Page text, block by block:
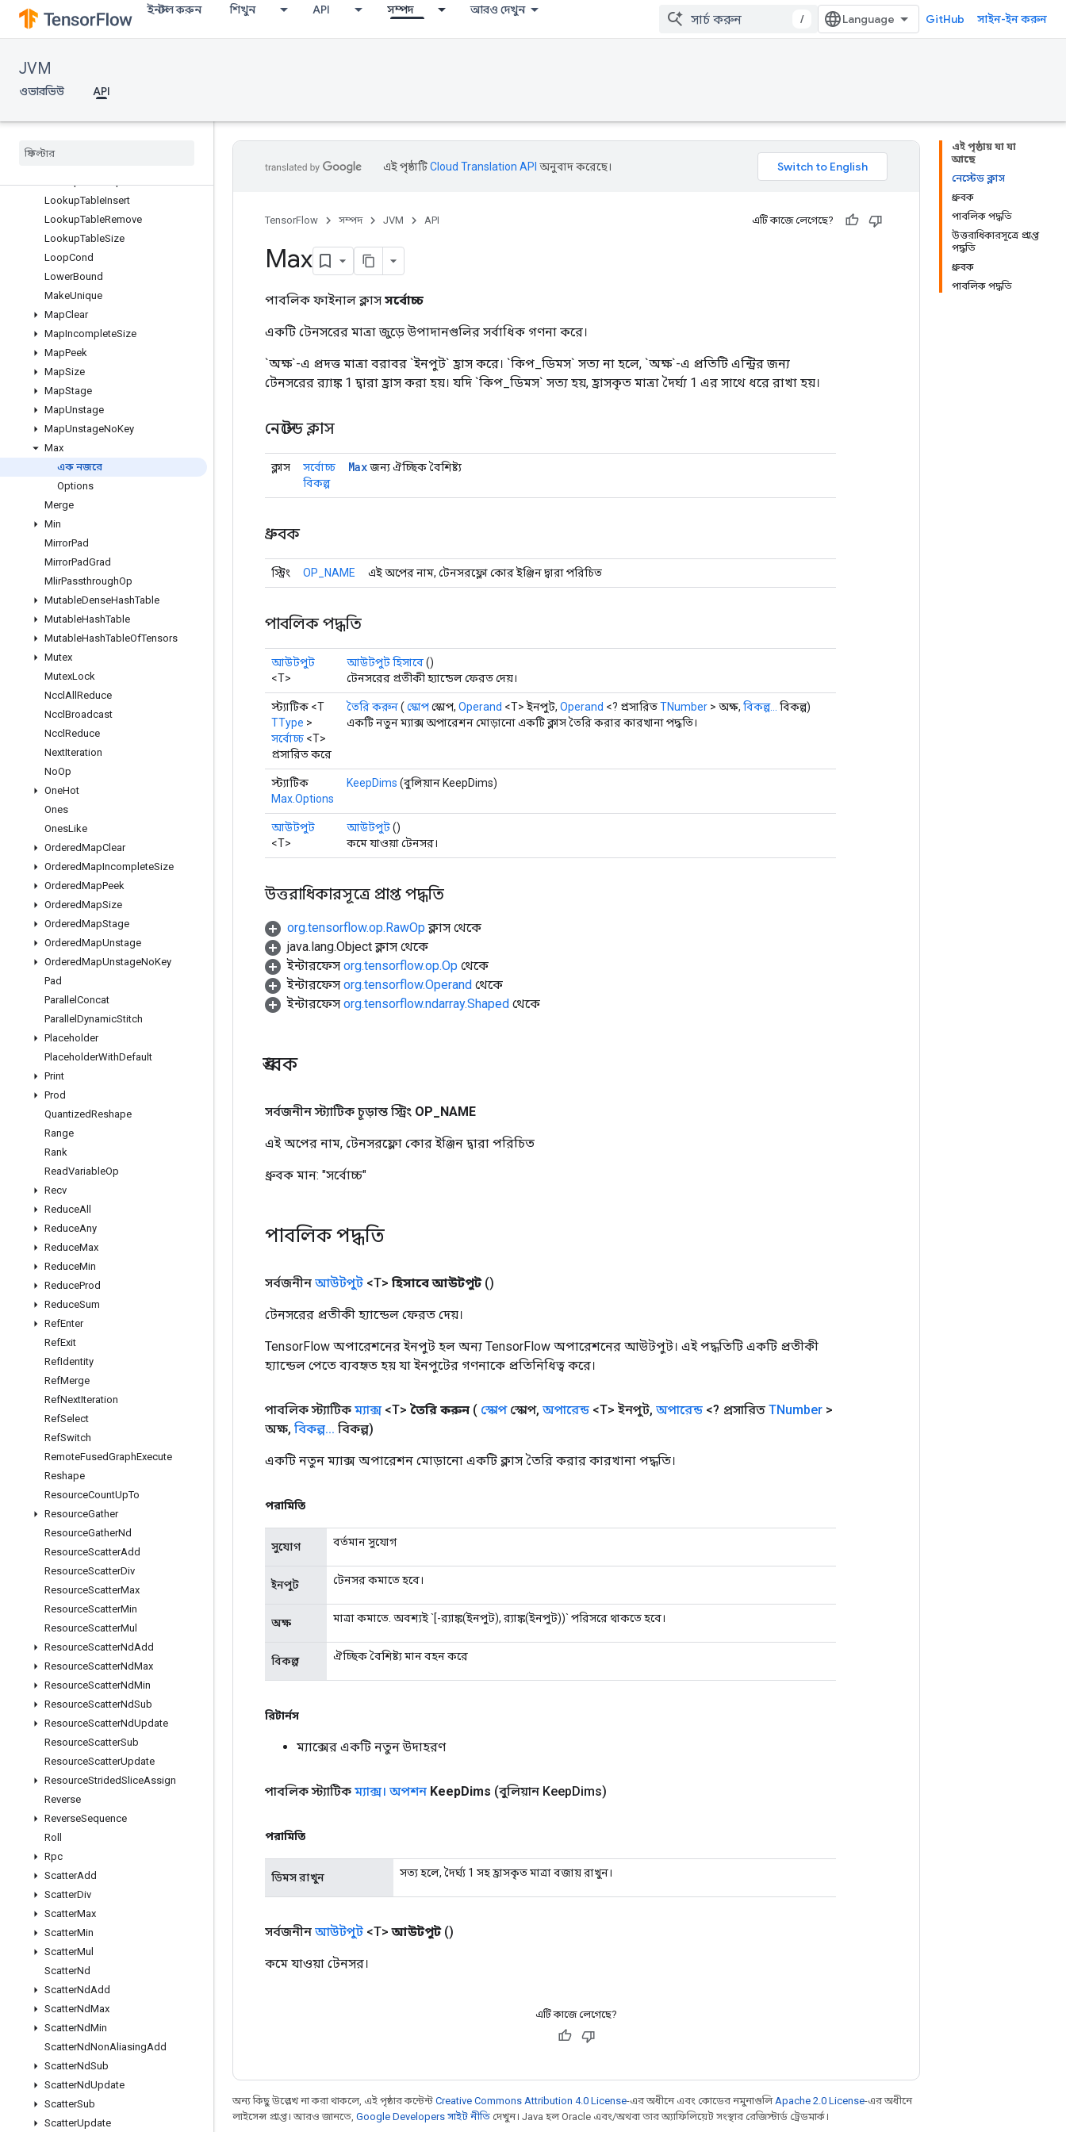
ইনস্টল করুন শিখুন API সম্পদ আরও দেখুন
/ GitHub সাইন-ইন করুন
JVM
ওভারভিউ API
InitializeTableFromTextFile
InplaceAdd
InplaceUpdate
IsVariableInitialized
LinSpace
LookupTableInsert
LookupTableRemove
LookupTableSize
LoopCond
LowerBound
MakeUnique
MapClear
MapIncompleteSize
MapPeek
MapSize
MapStage
MapUnstage
MapUnstageNoKey
Max
এক নজরে
Options
Merge
Min
MirrorPad
MirrorPadGrad
MlirPassthroughOp
MutableDenseHashTable
MutableHashTable
MutableHashTableOfTensors
Mutex
MutexLock
Nccl All Reduce
Nccl Broadcast
Nccl Reduce
NextIteration
NoOp
OneHot
Ones
OnesLike
OrderedMapClear
OrderedMapIncompleteSize
OrderedMapPeek
OrderedMapSize
OrderedMapStage
OrderedMapUnstage
OrderedMapUnstageNoKey
Pad
Parallel Concat
Parallel DynamicStitch
Placeholder
PlaceholderWithDefault
Print
Prod
QuantizedReshape
Range
Rank
ReadVariableOp
Recv
ReduceAll
ReduceAny
ReduceMax
ReduceMin
ReduceProd
ReduceSum
RefEnter
RefExit
RefIdentity
RefMerge
RefNextIteration
RefSelect
RefSwitch
RemoteFusedGraphExecute
Reshape
ResourceCountUpTo
ResourceGather
ResourceGatherNd
ResourceScatterAdd
ResourceScatterDiv
ResourceScatterMax
ResourceScatterMin
ResourceScatterMul
ResourceScatterNdAdd
ResourceScatterNdMax
ResourceScatterNdMin
ResourceScatterNdSub
ResourceScatterNdUpdate
ResourceScatterSub
ResourceScatterUpdate
ResourceStridedSliceAssign
Reverse
ReverseSequence
Roll
Rpc
ScatterAdd
ScatterDiv
ScatterMax
ScatterMin
ScatterMul
ScatterNd
ScatterNdAdd
ScatterNdMax
ScatterNdMin
ScatterNdNonAliasingAdd
ScatterNdSub
ScatterNdUpdate
ScatterSub
ScatterUpdate
এই পৃষ্ঠায় যা যা
আছে
নেস্টেড ক্লাস
ধ্রুবক
পাবলিক পদ্ধতি
উত্তরাধিকারসূত্রে প্রাপ্ত
পদ্ধতি
ধ্রুবক
পাবলিক পদ্ধতি
এই পৃষ্ঠাটিCloud Translation API অনুবাদ করেছে।
TensorFlow সম্পদ JVM API এটি কাজে লেগেছে?
Max
পাবলিক ফাইনাল ক্লাস সর্বোচ্চ
একটি টেনসরের মাত্রা জুড়ে উপাদানগুলির সর্বাধিক গণনা করে।
`অক্ষ`-এ প্রদত্ত মাত্রা বরাবর `ইনপুট` হ্রাস করে। `কিপ_ডিমস` সত্য না হলে, `অক্ষ`-এ প্রতিটি এন্ট্রির জন্য
টেনসরের র‍্যাঙ্ক 1 দ্বারা হ্রাস করা হয়। যদি `কিপ_ডিমস` সত্য হয়, হ্রাসকৃত মাত্রা দৈর্ঘ্য 1 এর সাথে ধরে রাখা হয়।
নেস্টেড ক্লাস
ক্লাস
সর্বোচ্চ
বিকল্প
Maxজন্য ঐচ্ছিক বৈশিষ্ট্য
ধ্রুবক
স্ট্রিং OP_NAME এই অপের নাম, টেনসরফ্লো কোর ইঞ্জিন দ্বারা পরিচিত
পাবলিক পদ্ধতি
আউটপুট
<T>
আউটপুট হিসাবে()
টেনসরের প্রতীকী হ্যান্ডেল ফেরত দেয়।
স্ট্যাটিক <T
TType >
সর্বোচ্চ <T>
প্রসারিত করে
তৈরি করুন( স্কোপস্কোপ, Operand <T> ইনপুট, Operand <? প্রসারিতTNumber > অক্ষ, বিকল্প...
বিকল্প)
একটি নতুন ম্যাক্স অপারেশন মোড়ানো একটি ক্লাস তৈরি করার কারখানা পদ্ধতি।
স্ট্যাটিক
Max.Options
KeepDims (বুলিয়ান KeepDims)
আউটপুট
<T>
আউটপুট()
কমে যাওয়া টেনসর।
উত্তরাধিকারসূত্রে প্রাপ্ত পদ্ধতি
org.tensorflow.op.RawOp ক্লাস থেকে
java.lang.Object ক্লাস থেকে
ইন্টারফেস org.tensorflow.op.Op থেকে
ইন্টারফেস org.tensorflow.Operand থেকে
ইন্টারফেস org.tensorflow.ndarray.Shaped থেকে
ধ্রুবক
সর্বজনীন স্ট্যাটিক চূড়ান্ত স্ট্রিং OP NAME
এই অপের নাম, টেনসরফ্লো কোর ইঞ্জিন দ্বারা পরিচিত
ধ্রুবক মান: "সর্বোচ্চ"
পাবলিক পদ্ধতি
সর্বজনীন আউটপুট <T> হিসাবে আউটপুট ()
টেনসরের প্রতীকী হ্যান্ডেল ফেরত দেয়।
TensorFlow অপারেশনের ইনপুট হল অন্য TensorFlow অপারেশনের আউটপুট। এই পদ্ধতিটি একটি প্রতীকী
হ্যান্ডেল পেতে ব্যবহৃত হয় যা ইনপুটের গণনাকে প্রতিনিধিত্ব করে।
পাবলিক স্ট্যাটিক ম্যাক্স<T> তৈরি করুন ( স্কোপস্কোপ, অপারেন্ড <T> ইনপুট, অপারেন্ড <? প্রসারিত TNumber >
অক্ষ, বিকল্প... বিকল্প)
একটি নতুন ম্যাক্স অপারেশন মোড়ানো একটি ক্লাস তৈরি করার কারখানা পদ্ধতি।
পরামিতি
সুযোগ বর্তমান সুযোগ
ইনপুট টেনসর কমাতে হবে।
অক্ষ মাত্রা কমাতে. অবশ্যই `[-র‌্যাঙ্ক(ইনপুট), র‌্যাঙ্ক(ইনপুট))` পরিসরে থাকতে হবে।
বিকল্প ঐচ্ছিক বৈশিষ্ট্য মান বহন করে
রিটার্নস
ম্যাক্সের একটি নতুন উদাহরণ
পাবলিক স্ট্যাটিক ম্যাক্স। অপশন KeepDims (বুলিয়ান KeepDims)
পরামিতি
ডিমস রাখুন সত্য হলে, দৈর্ঘ্য 1 সহ হ্রাসকৃত মাত্রা বজায় রাখুন।
সর্বজনীন আউটপুট <T> আউটপুট ()
কমে যাওয়া টেনসর।
এটি কাজে লেগেছে?
অন্য কিছু উল্লেখ না করা থাকলে, এই পৃষ্ঠার কন্টেন্ট Creative Commons Attribution 4.0 License-এর অধীনে এবং কোডের নমুনাগুলি Apache 2.0 License-এর অধীনে
লাইসেন্স প্রাপ্ত। আরও জানতে, Google Developers সাইট নীতি দেখুন। Java হল Oracle এবং/অথবা তার অ্যাফিলিয়েট সংস্থার রেজিস্টার্ড ট্রেডমার্ক।